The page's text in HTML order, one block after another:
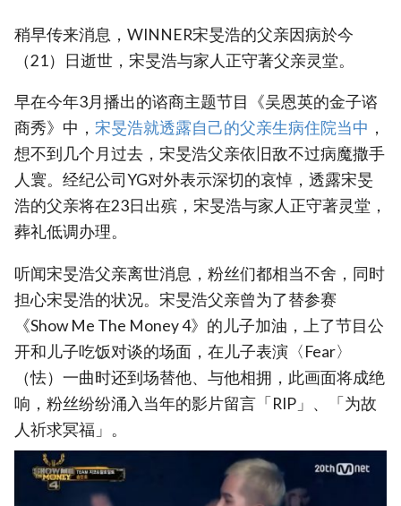
稍早传来消息，WINNER宋旻浩的父亲因病於今
（21）日逝世，宋旻浩与家人正守著父亲灵堂。
早在今年3月播出的谘商主题节目《吴恩英的金子谘
商秀》中， ‎宋旻浩就透露自己的父亲生病住院当中 ，
想不到几个月过去，宋旻浩父亲依旧敌不过病魔撒手
人寰。经纪公司YG对外表示深切的哀悼，透露宋旻
浩的父亲将在23日出殡，宋旻浩与家人正守著灵堂，
葬礼低调办理。
听闻宋旻浩父亲离世消息，粉丝们都相当不舍，同时
担心宋旻浩的状况。宋旻浩父亲曾为了替参赛
《Show Me The Money 4》的儿子加油，上了节目公
开和儿子吃饭对谈的场面，在儿子表演〈Fear〉
（怯）一曲时还到场替他、与他相拥，此画面将成绝
响，粉丝纷纷涌入当年的影片留言「RIP」、「为故
人祈求冥福」。